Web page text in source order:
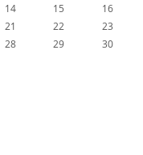
14 15
16
21 22
23
28 29
30